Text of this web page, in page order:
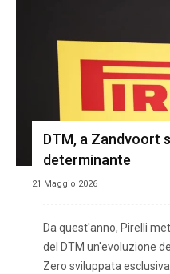
DTM, a Zandvoort
determinante
21 Maggio 2026
Da quest'anno, Pirelli
del DTM un'evoluzione
Zero sviluppata